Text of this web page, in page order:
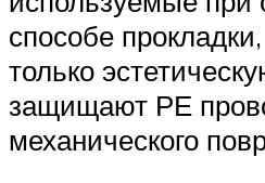
способе
только
защищают РЕ
механического